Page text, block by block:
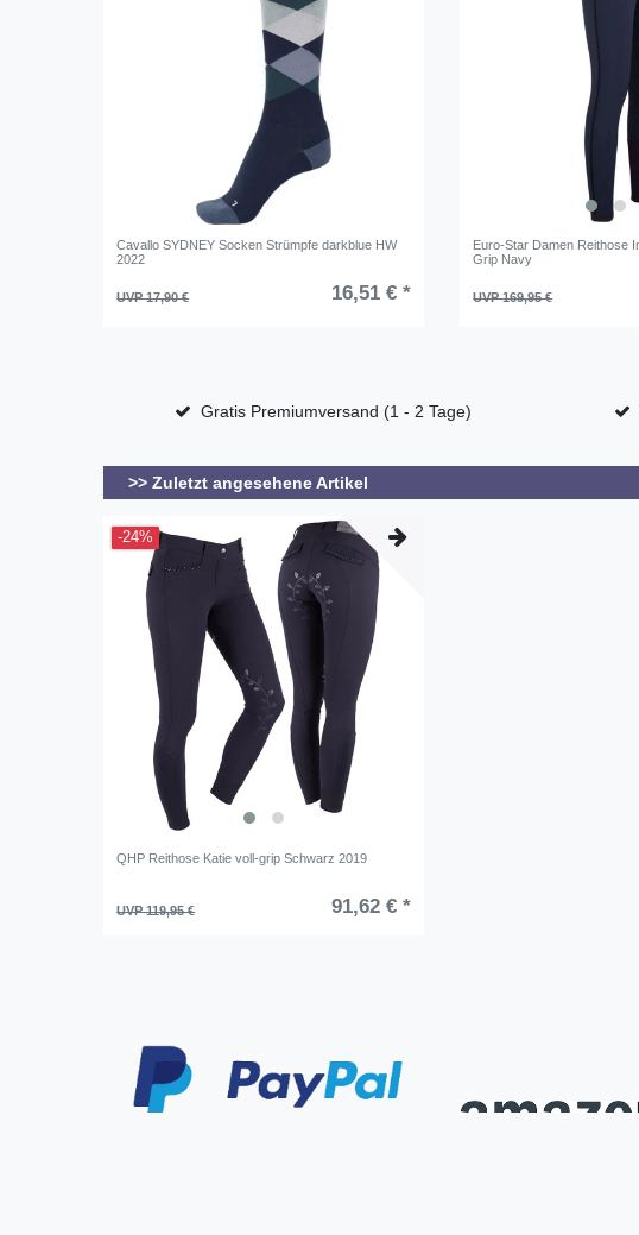
Cavallo SYDNEY Socken Strümpfe darkblue HW
2022
UVP 17,90 € 16,51 € *
Euro-Star Damen Reithose
Grip Navy
UVP 169,95 €
Gratis Premiumversand (1 - 2 Tage)
>> Zuletzt angesehene Artikel
-24%
QHP Reithose Katie voll-grip Schwarz 2019
UVP 119,95 € 91,62 € *